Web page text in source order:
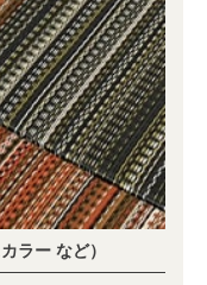
ラー など）